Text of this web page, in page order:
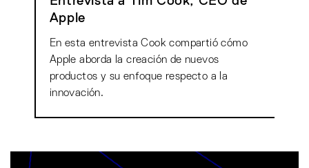
Apple
En esta entrevista Cook compartió cómo
Apple aborda la creación de nuevos
productos y su enfoque respecto a la
innovación.